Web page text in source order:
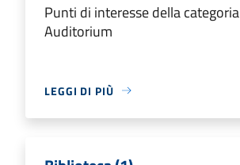
Punti di interesse della categoria
Auditorium
LEGGI DI PIÙ